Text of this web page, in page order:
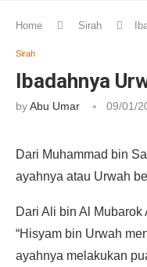
Home Sirah
Sirah
Ibadahnya
byAbu Umar 09/01/
Dari Muhammad bin
ayahnya atau Urwah
Dari Ali bin Al
“Hisyam bin Urwah
ayahnya melakukan